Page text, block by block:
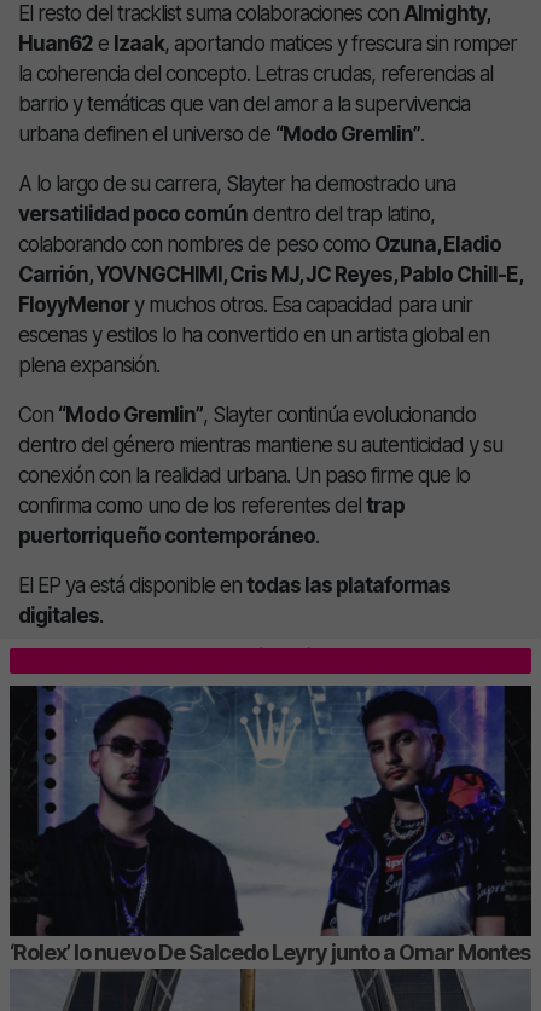
El resto del tracklist suma colaboraciones con Almighty,
Huan62 e Izaak, aportando matices y frescura sin romper
la coherencia del concepto. Letras crudas, referencias al
barrio y temáticas que van del amor a la supervivencia
urbana definen el universo de “Modo Gremlin”.
A lo largo de su carrera, Slayter ha demostrado una
versatilidad poco común dentro del trap latino,
colaborando con nombres de peso como Ozuna, Eladio
Carrión, YOVNGCHIMI, Cris MJ, JC Reyes, Pablo Chill-E,
FloyyMenory muchos otros. Esa capacidad para unir
escenas y estilos lo ha convertido en un artista global en
plena expansión.
Con “Modo Gremlin”, Slayter continúa evolucionando
dentro del género mientras mantiene su autenticidad y su
conexión con la realidad urbana. Un paso firme que lo
confirma como uno de los referentes del trap
puertorriqueño contemporáneo.
El EP ya está disponible en todas las plataformas
digitales.
‘Rolex’ lo nuevo De Salcedo Leyry junto a Omar Montes